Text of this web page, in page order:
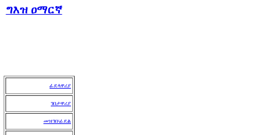
ግእዝ ዐማርኛ
ፊደላዋሪያ
ገበታዋሪያ
መዝገበ፡ፊደል